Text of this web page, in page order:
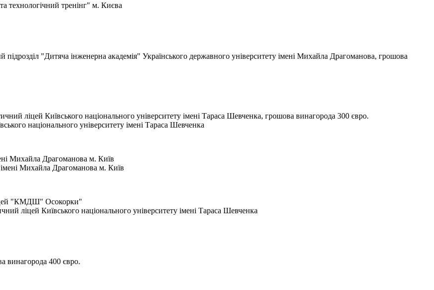
технологічний тренінг" м. Києва
"Дитяча інженерна академія" Українського державного університету імені Михайла Драгоманова, грошова
ліцей Київського національного університету імені Тараса Шевченка, грошова винагорода 300 євро.
національного університету імені Тараса Шевченка
Михайла Драгоманова м. Київ
Михайла Драгоманова м. Київ
"КМДШ" Осокорки"
ліцей Київського національного університету імені Тараса Шевченка
винагорода 400 євро.